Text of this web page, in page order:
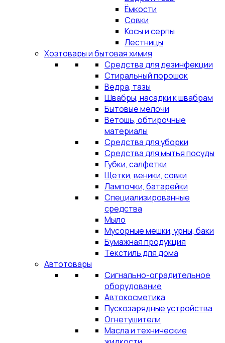
Ёмкости
Совки
Косы и серпы
Лестницы
Хозтовары и бытовая химия
Средства для дезинфекции
Стиральный порошок
Ведра, тазы
Швабры, насадки к швабрам
Бытовые мелочи
Ветошь, обтирочные
материалы
Средства для уборки
Средства для мытья посуды
Губки, салфетки
Щетки, веники, совки
Лампочки, батарейки
Специализированные
средства
Мыло
Мусорные мешки, урны, баки
Бумажная продукция
Текстиль для дома
Автотовары
Сигнально-оградительное
оборудование
Автокосметика
Пускозарядные устройства
Огнетушители
Масла и технические